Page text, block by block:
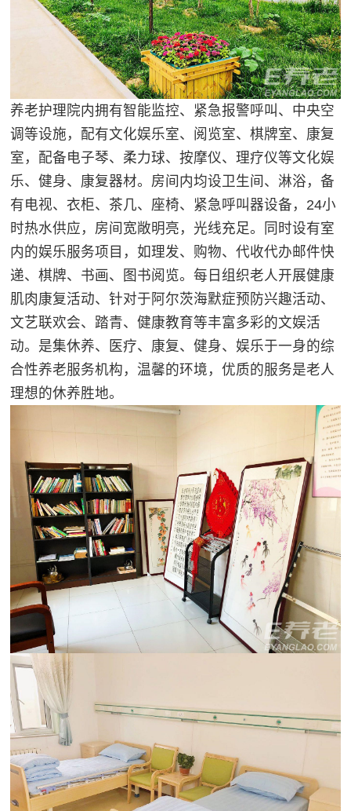
养老护理院内拥有智能监控、紧急报警呼叫、中央空
调等设施，配有文化娱乐室、阅览室、棋牌室、康复
室，配备电子琴、柔力球、按摩仪、理疗仪等文化娱
乐、健身、康复器材。房间内均设卫生间、淋浴，备
有电视、衣柜、茶几、座椅、紧急呼叫器设备，24小
时热水供应，房间宽敞明亮，光线充足。同时设有室
内的娱乐服务项目，如理发、购物、代收代办邮件快
递、棋牌、书画、图书阅览。每日组织老人开展健康
肌肉康复活动、针对于阿尔茨海默症预防兴趣活动、
文艺联欢会、踏青、健康教育等丰富多彩的文娱活
动。是集休养、医疗、康复、健身、娱乐于一身的综
合性养老服务机构，温馨的环境，优质的服务是老人
理想的休养胜地。